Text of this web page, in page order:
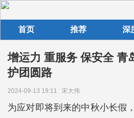
首页 推荐 深
增运力 重服务 保安全 青
护团圆路
2024-09-13 19:11 宋大伟
为应对即将到来的中秋小长假